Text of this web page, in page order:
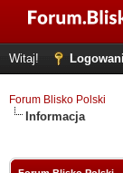
Witaj!
Forum Blisko Polski
Informacja